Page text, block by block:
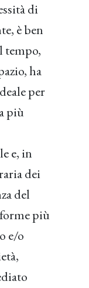
di
è ben
tempo,
ha
per
più
e, in
dei
del
più
e/o